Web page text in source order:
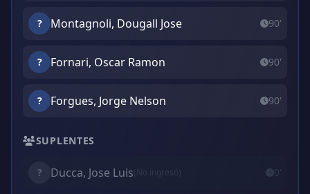
? Montagnoli, Dougall Jose 90'
? Fornari, Oscar Ramon 90'
? Forgues, Jorge Nelson 90'
SUPLENTES
? Ducca, Jose Luis(No ingresó) 0'